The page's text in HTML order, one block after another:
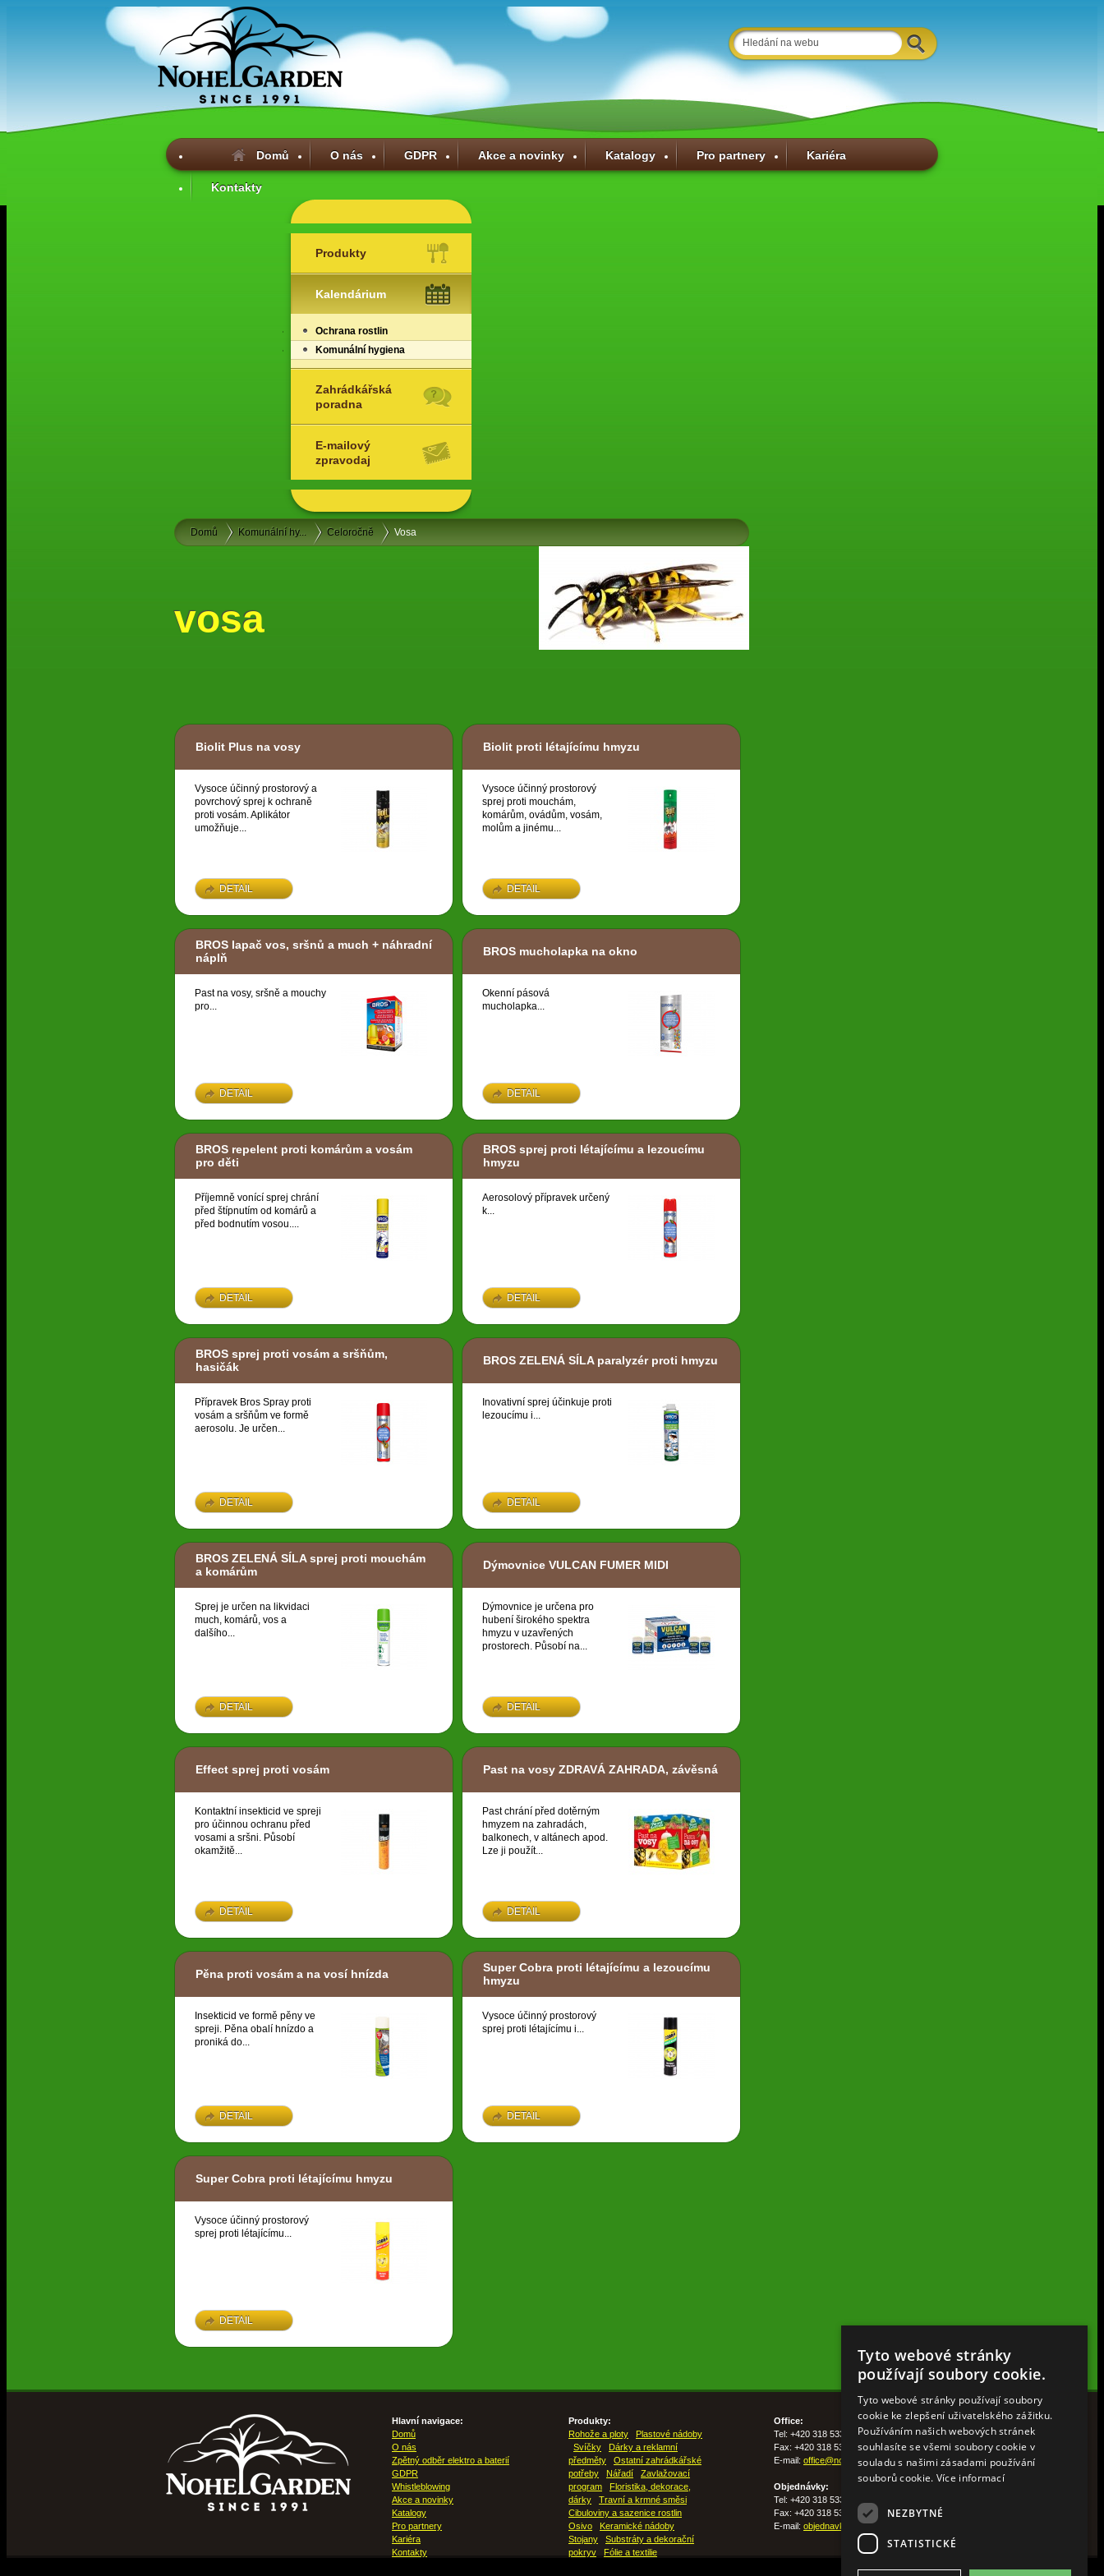
Domů O nás GDPR Akce a novinky Katalogy Pro partnery Kariéra
Kontakty
Produkty
Kalendárium
Ochrana rostlin
Komunální hygiena
Zahrádkářská
poradna
E-mailový
zpravodaj
Domů Komunální hy... Celoročně Vosa
vosa
Biolit Plus na vosy
Vysoce účinný prostorový a
povrchový sprej k ochraně
proti vosám. Aplikátor
umožňuje...
DETAIL
Biolit proti létajícímu hmyzu
Vysoce účinný prostorový
sprej proti mouchám,
komárům, ovádům, vosám,
molům a jinému...
DETAIL
BROS lapač vos, sršnů a much + náhradní
náplň
Past na vosy, sršně a mouchy
pro...
DETAIL
BROS mucholapka na okno
Okenní pásová
mucholapka...
DETAIL
BROS repelent proti komárům a vosám
pro děti
Příjemně vonící sprej chrání
před štípnutím od komárů a
před bodnutím vosou....
DETAIL
BROS sprej proti létajícímu a lezoucímu
hmyzu
Aerosolový přípravek určený
k...
DETAIL
BROS sprej proti vosám a sršňům,
hasičák
Přípravek Bros Spray proti
vosám a sršňům ve formě
aerosolu. Je určen...
DETAIL
BROS ZELENÁ SÍLA paralyzér proti hmyzu
Inovativní sprej účinkuje proti
lezoucímu i...
DETAIL
BROS ZELENÁ SÍLA sprej proti mouchám
a komárům
Sprej je určen na likvidaci
much, komárů, vos a
dalšího...
DETAIL
Dýmovnice VULCAN FUMER MIDI
Dýmovnice je určena pro
hubení širokého spektra
hmyzu v uzavřených
prostorech. Působí na...
DETAIL
Effect sprej proti vosám
Kontaktní insekticid ve spreji
pro účinnou ochranu před
vosami a sršni. Působí
okamžitě...
DETAIL
Past na vosy ZDRAVÁ ZAHRADA, závěsná
Past chrání před dotěrným
hmyzem na zahradách,
balkonech, v altánech apod.
Lze ji použít...
DETAIL
Pěna proti vosám a na vosí hnízda
Insekticid ve formě pěny ve
spreji. Pěna obalí hnízdo a
proniká do...
DETAIL
Super Cobra proti létajícímu a lezoucímu
hmyzu
Vysoce účinný prostorový
sprej proti létajícímu i...
DETAIL
Super Cobra proti létajícímu hmyzu
Vysoce účinný prostorový
sprej proti létajícímu...
DETAIL
Hlavní navigace:
Domů
O nás
Zpětný odběr elektro a baterií
GDPR
Whistleblowing
Akce a novinky
Katalogy
Pro partnery
Kariéra
Kontakty
Produkty:
Rohože a ploty
Plastové nádoby
Svíčky
Dárky a reklamní
předměty
Ostatní zahrádkářské
potřeby
Nářadí
Zavlažovací
program
Floristika, dekorace,
dárky
Travní a krmné směsi
Cibuloviny a sazenice rostlin
Osivo
Keramické nádoby
Stojany
Substráty a dekorační
pokryv
Fólie a textilie
Office:
Tel: +420 318 533 511
Fax: +420 318 533 513
E-mail: office@nohelgarden.cz
Objednávky:
Tel: +420 318 533 533
Fax: +420 318 533 538
E-mail: objednavky@nohelgarden.cz
Tyto webové stránky
používají soubory cookie.
Tyto webové stránky používají soubory
cookie ke zlepšení uživatelského zážitku.
Používáním našich webových stránek
souhlasíte se všemi soubory cookie v
souladu s našimi zásadami používání
souborů cookie. Více informací
NEZBYTNÉ
STATISTICKÉ